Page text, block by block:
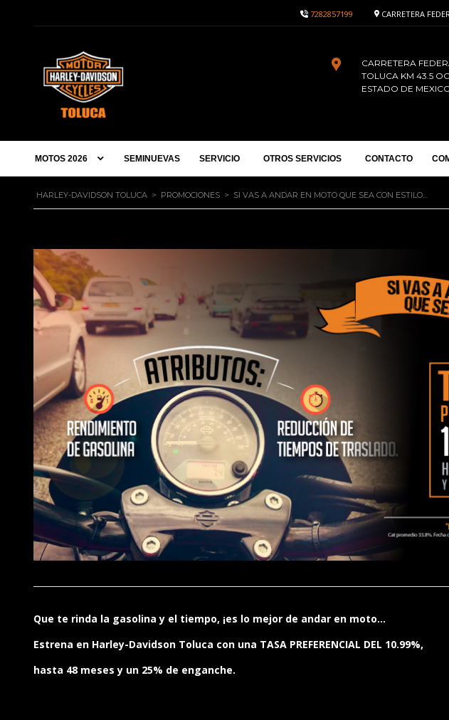
CARRETERA
7282857199
CARRETERA
TOLUCA KM 43.5
ESTADO DE
MOTOS 2026 SEMINUEVAS SERVICIO OTROS SERVICIOS CONTACTO
HARLEY-DAVIDSON TOLUCA > PROMOCIONES > SI VAS A ANDAR EN MOTO QUE SEA CON ESTILO…
Que te rinda la gasolina y el tiempo, ¡es lo mejor de andar en moto…
Estrena en Harley-Davidson Toluca con una TASA PREFERENCIAL DEL 10.99%,
hasta 48 meses y un 25% de enganche.